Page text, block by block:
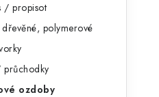
/ propisot
polymerové
průchodky
ozdoby